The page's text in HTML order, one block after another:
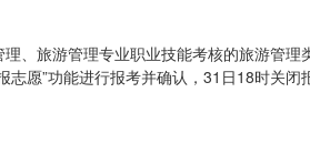
、旅游管理专业职业技能考核的旅游管
志愿”功能进行报考并确认，31日18时关闭